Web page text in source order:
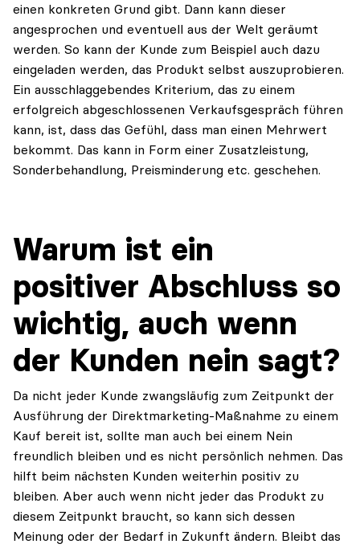
einen konkreten Grund gibt. Dann kann dieser
angesprochen und eventuell aus der Welt geräumt
werden. So kann der Kunde zum Beispiel auch dazu
eingeladen werden, das Produkt selbst auszuprobieren.
Ein ausschlaggebendes Kriterium, das zu einem
erfolgreich abgeschlossenen Verkaufsgespräch führen
kann, ist, dass das Gefühl, dass man einen Mehrwert
bekommt. Das kann in Form einer Zusatzleistung,
Sonderbehandlung, Preisminderung etc. geschehen.
Warum ist ein
positiver Abschluss so
wichtig, auch wenn
der Kunden nein sagt?
Da nicht jeder Kunde zwangsläufig zum Zeitpunkt der
Ausführung der Direktmarketing-Maßnahme zu einem
Kauf bereit ist, sollte man auch bei einem Nein
freundlich bleiben und es nicht persönlich nehmen. Das
hilft beim nächsten Kunden weiterhin positiv zu
bleiben. Aber auch wenn nicht jeder das Produkt zu
diesem Zeitpunkt braucht, so kann sich dessen
Meinung oder der Bedarf in Zukunft ändern. Bleibt das